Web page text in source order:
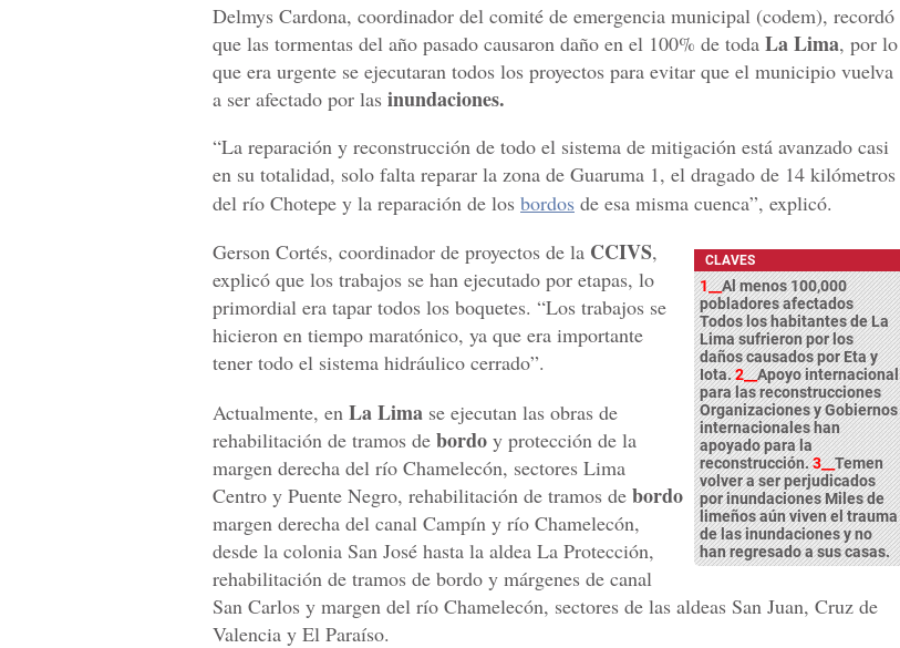
Delmys Cardona, coordinador del comité de emergencia municipal (codem), recordó
que las tormentas del año pasado causaron daño en el 100% de toda La Lima, por lo
que era urgente se ejecutaran todos los proyectos para evitar que el municipio vuelva
a ser afectado por las inundaciones.
“La reparación y reconstrucción de todo el sistema de mitigación está avanzado casi
en su totalidad, solo falta reparar la zona de Guaruma 1, el dragado de 14 kilómetros
del río Chotepe y la reparación de los bordos de esa misma cuenca”, explicó.
CLAVES
1__Al menos 100,000
pobladores afectados
Todos los habitantes de La
Lima sufrieron por los
daños causados por Eta y
Iota.2__Apoyo internacional
para las reconstrucciones
Organizaciones y Gobiernos
internacionales han
apoyado para la
reconstrucción.3__Temen
volver a ser perjudicados
por inundaciones Miles de
limeños aún viven el trauma
de las inundaciones y no
han regresado a sus casas.
Gerson Cortés, coordinador de proyectos de la CCIVS,
explicó que los trabajos se han ejecutado por etapas, lo
primordial era tapar todos los boquetes. “Los trabajos se
hicieron en tiempo maratónico, ya que era importante
tener todo el sistema hidráulico cerrado”.
Actualmente, en La Lima se ejecutan las obras de
rehabilitación de tramos de bordo y protección de la
margen derecha del río Chamelecón, sectores Lima
Centro y Puente Negro, rehabilitación de tramos de bordo
margen derecha del canal Campín y río Chamelecón,
desde la colonia San José hasta la aldea La Protección,
rehabilitación de tramos de bordo y márgenes de canal
San Carlos y margen del río Chamelecón, sectores de las aldeas San Juan, Cruz de
Valencia y El Paraíso.